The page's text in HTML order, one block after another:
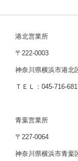
港北営業所
〒222-0003
神奈川県横浜市港北
ＴＥＬ：045-716-
青葉営業所
〒227-0064
神奈川県横浜市青葉